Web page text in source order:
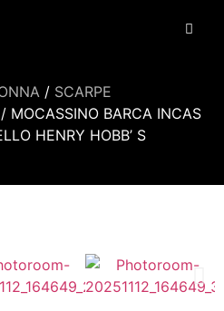
/ SCARPE
/ MOCASSINO BARCA INCAS
HENRY HOBB’ S